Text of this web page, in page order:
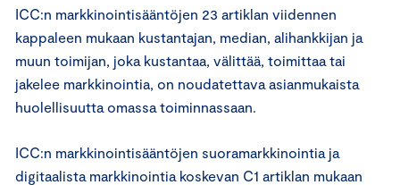
ICC:n markkinointisääntöjen 23 artiklan viidennen
kappaleen mukaan kustantajan, median, alihankkijan ja
muun toimijan, joka kustantaa, välittää, toimittaa tai
jakelee markkinointia, on noudatettava asianmukaista
huolellisuutta omassa toiminnassaan.
ICC:n markkinointisääntöjen suoramarkkinointia ja
digitaalista markkinointia koskevan C1 artiklan mukaan